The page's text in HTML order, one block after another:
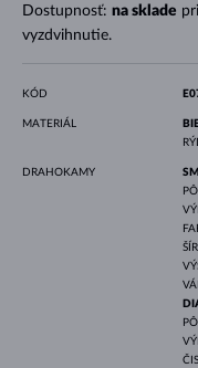
Dostupnosť: na sklade
vyzdvihnutie.
KÓD
MATERIÁL
DRAHOKAMY